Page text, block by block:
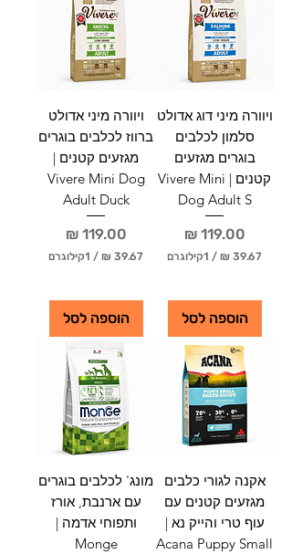
‏
₪
ל
-
1
ק
ל
ג
ר
‏
₪
ל
-
1
ק
ל
ו
ג
ר
ויוורה מיני דוג אדולט
סלמון לכלבים
בוגרים מגזעים
קטנים | Vivere Mini
Dog Adult S
מחיר
/ 1קילוגרם
9
.
7
‏
₪
ל
-
1
ק
ל
ו
ג
ר
הוספה לסל
ויוורה מיני אדולט
ברווז לכלבים בוגרים
מגזעים קטנים |
Vivere Mini Dog
Adult Duck
מחיר
/ 1קילוגרם
9
.
‏
₪
ל
-
1
ק
ל
ו
ג
ר
הוספה לסל
אקנה לגורי כלבים
מגזעים קטנים עם
עוף טרי והייק נא |
Acana Puppy Small
מונג' לכלבים בוגרים
עם ארנבת, אורז
ותפוחי אדמה |
Monge